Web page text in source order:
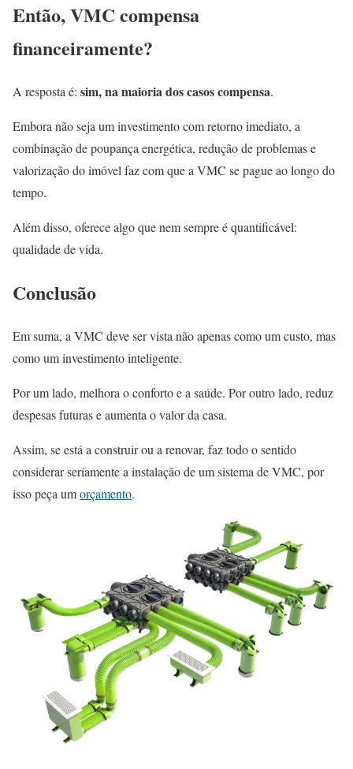
Então, VMC compensa
financeiramente?
A resposta é: sim, na maioria dos casos compensa.
Embora não seja um investimento com retorno imediato, a
combinação de poupança energética, redução de problemas e
valorização do imóvel faz com que a VMC se pague ao longo do
tempo.
Além disso, oferece algo que nem sempre é quantificável:
qualidade de vida.
Conclusão
Em suma, a VMC deve ser vista não apenas como um custo, mas
como um investimento inteligente.
Por um lado, melhora o conforto e a saúde. Por outro lado, reduz
despesas futuras e aumenta o valor da casa.
Assim, se está a construir ou a renovar, faz todo o sentido
considerar seriamente a instalação de um sistema de VMC, por
isso peça umorçamento.